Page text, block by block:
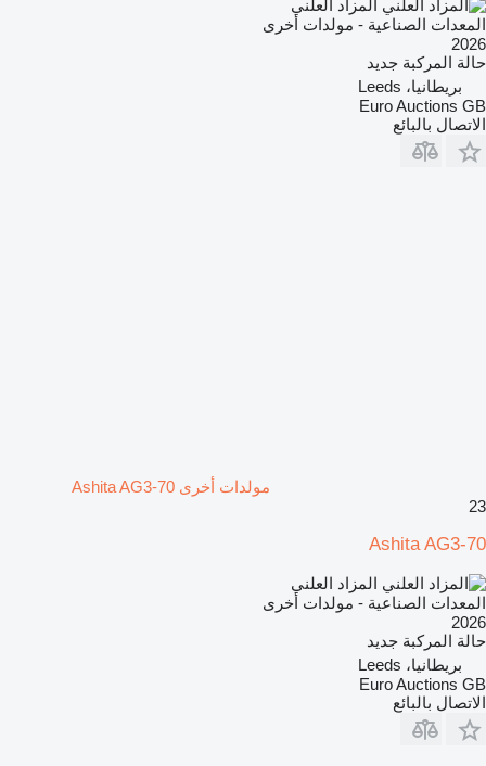
المزاد العلني
المعدات الصناعية - مولدات أخرى
2026
حالة المركبة جديد
بريطانيا، Leeds
Euro Auctions GB
الاتصال بالبائع
مولدات أخرى Ashita AG3-70
23
Ashita AG3-70
المزاد العلني
المعدات الصناعية - مولدات أخرى
2026
حالة المركبة جديد
بريطانيا، Leeds
Euro Auctions GB
الاتصال بالبائع